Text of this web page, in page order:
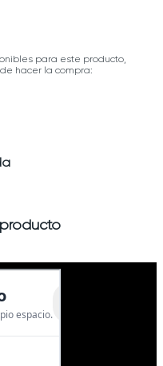
para este producto,
hacer la compra: